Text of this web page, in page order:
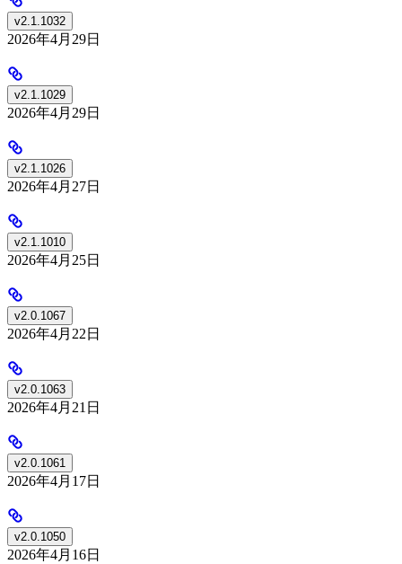
v2.1.1032
2026年4月29日
v2.1.1029
2026年4月29日
v2.1.1026
2026年4月27日
v2.1.1010
2026年4月25日
v2.0.1067
2026年4月22日
v2.0.1063
2026年4月21日
v2.0.1061
2026年4月17日
v2.0.1050
2026年4月16日